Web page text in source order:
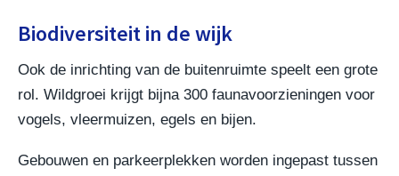
Biodiversiteit in de wijk
Ook de inrichting van de buitenruimte speelt een grote
rol. Wildgroei krijgt bijna 300 faunavoorzieningen voor
vogels, vleermuizen, egels en bijen.
Gebouwen en parkeerplekken worden ingepast tussen